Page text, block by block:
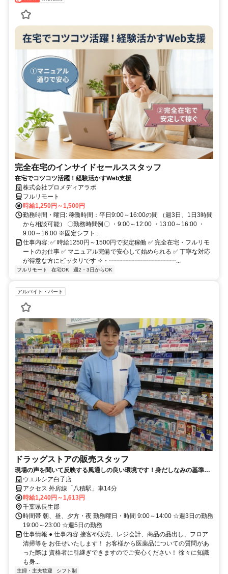
完全在宅のインサイドセールススタッフ
在宅でコツコツ活躍！経験活かすWeb支援
株式会社プロメディアラボ
フルリモート
時給1,250円～1,500円
勤務時間・曜日: 稼働時間：平日9:00～16:00の間 （週3日、1日3時間
から相談可能） 〇勤務時間例〇 ・9:00～12:00 ・13:00～16:00 ・
9:00～16:00 ※固定シフト...
仕事内容: ✅ 時給1250円～1500円で安定稼働 ✅ 完全在宅・フルリモ
ートのお仕事 ✅ マニュアル完備で安心して始められる ✅ 丁寧な対応
が得意な方にピッタリです ✧・┈┈┈┈┈┈┈┈┈┈┈...
フルリモート 在宅OK 週2・3日からOK
アルバイト・パート
ドラッグストアの販売スタッフ
現場の声を聞いて反映する風通しの良い環境です！身だしなみの基準を
大幅に緩和しました！
ウエルシア白子店
アクセス 外房線「八積駅」車14分
時給1,240円～1,613円
千葉県長生郡
時間帯 朝、昼、夕方・夜 勤務曜日・時間 9:00～14:00 ☆週3日の勤務
19:00～23:00 ☆週5日の勤務
仕事情報 ● 仕事内容 接客や販売、レジ会計、商品の品出し、フロア
清掃等を お任せいたします！ お客様から医薬品についての質問があ
った際は 資格者に引継ぎできますのでご安心ください！ 徐々に知識
も身...
主婦・主夫歓迎 シフト制